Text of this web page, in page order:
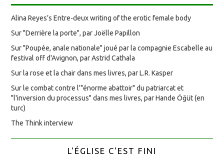
Alina Reyes’s Entre-deux writing of the erotic female body
Sur "Derrière la porte", par Joëlle Papillon
Sur "Poupée, anale nationale" joué par la compagnie Escabelle au
festival off d'Avignon, par Astrid Cathala
Sur la rose et la chair dans mes livres, par L.R. Kasper
Sur le combat contre l'"énorme abattoir" du patriarcat et
"l'inversion du processus" dans mes livres, par Hande Öğüt (en
turc)
The Think interview
L'ÉGLISE C'EST FINI